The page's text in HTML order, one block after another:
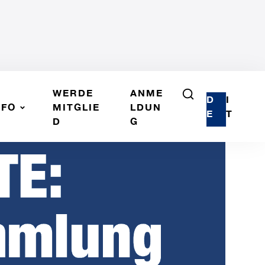
WERDE
MITGLIE
D
ANME
LDUN
G
D
E
I
T